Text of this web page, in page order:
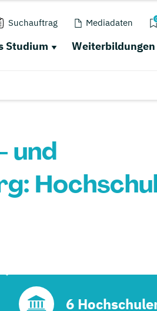
Suchauftrag Mediadaten 0
Studium Weiterbildungen
und
6